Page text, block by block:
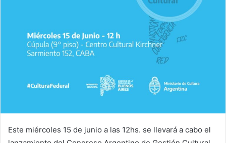
Este miércoles 15 de junio a las 12hs. se llevará a cabo el